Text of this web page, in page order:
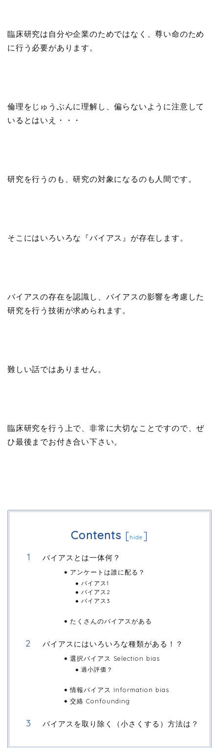
臨床研究は自分や企業のためではなく、尊い命のため
に行う必要があります。
倫理をじゅうぶんに理解し、偏らないように注意して
いるとはいえ・・・
研究を行うのも、研究の対象になるのも人間です。
そこにはいろいろな『バイアス』が存在します。
バイアスの存在を認識し、バイアスの影響を考慮した
研究を行う技術が求められます。
難しい話ではありません。
臨床研究を行う上で、非常に大切なことですので、ぜ
ひ最後までお付き合い下さい。
Contents [hide ]
バイアスとは一体何？
アンケートは誰に配る？
バイアス1
バイアス2
バイアス3
たくさんのバイアスがある
バイアスにはいろいろな種類がある！？
選択バイアス Selection bias
過小評価？
情報バイアス Information bias
交絡 Confounding
バイアスを取り除く（小さくする）方法は？